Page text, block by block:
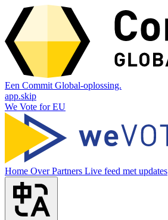
Een Commit Global-oplossing.
app.skip
We Vote for EU
Home OverPartners Live feed met updates